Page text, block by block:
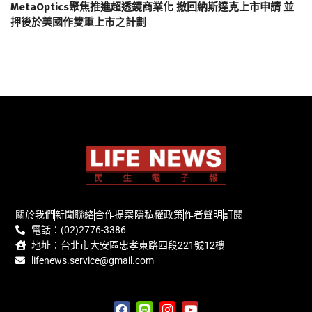
MetaOptics聚焦推進超透鏡商業化 撤回納斯達克上市申請 並
押後於美國作雙重上市之計劃
關於我們新聞聯絡合作提案隱私權政策作者聲明訂閱
電話：(02)2776-3386
地址：台北市大安區忠孝東路四段221號12樓
lifenews.service@gmail.com